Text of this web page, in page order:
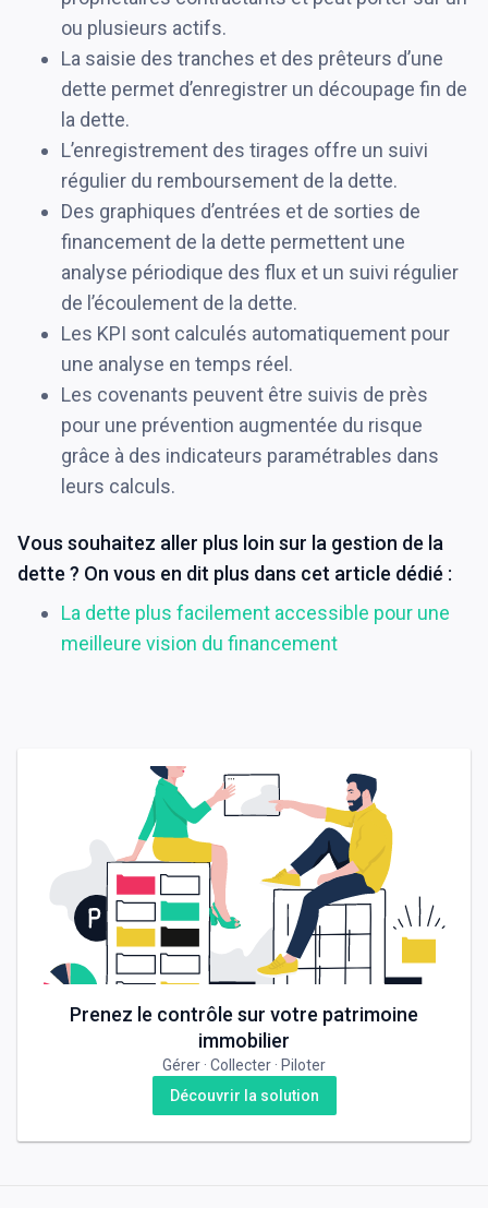
ou plusieurs actifs.
La saisie des tranches et des prêteurs d’une
dette permet d’enregistrer un découpage fin de
la dette.
L’enregistrement des tirages offre un suivi
régulier du remboursement de la dette.
Des graphiques d’entrées et de sorties de
financement de la dette permettent une
analyse périodique des flux et un suivi régulier
de l’écoulement de la dette.
Les KPI sont calculés automatiquement pour
une analyse en temps réel.
Les covenants peuvent être suivis de près
pour une prévention augmentée du risque
grâce à des indicateurs paramétrables dans
leurs calculs.
Vous souhaitez aller plus loin sur la gestion de la
dette ? On vous en dit plus dans cet article dédié :
La dette plus facilement accessible pour une
meilleure vision du financement
Prenez le contrôle sur votre patrimoine
immobilier
Gérer · Collecter · Piloter
Découvrir la solution